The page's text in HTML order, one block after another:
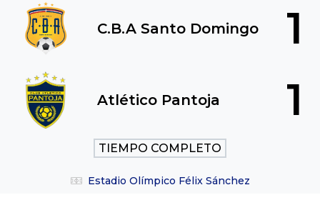
C.B.A Santo Domingo 1
Atlético Pantoja 1
TIEMPO COMPLETO
Estadio Olímpico Félix Sánchez